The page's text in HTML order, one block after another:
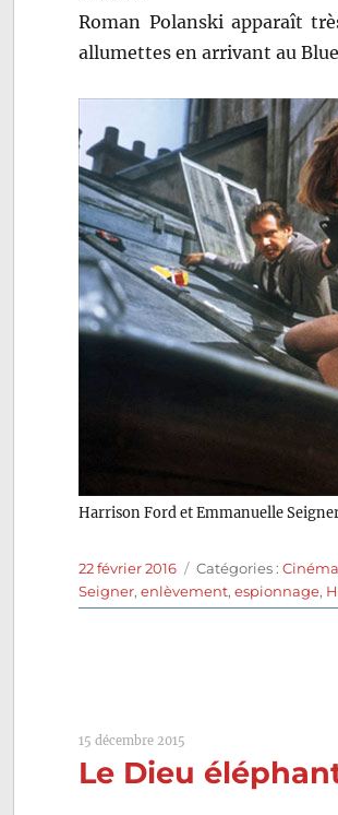
Roman Polanski apparaît
allumettes en arrivant au
Harrison Ford et Emmanuelle
Publié
le
22 février 2016 Catégories
Catégories :
Seigner,enlèvement,espionnage,
15 décembre 2015
Le Dieu